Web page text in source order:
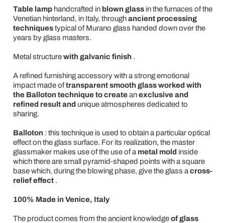
Table lamphandcrafted in blown glassin the furnaces of the
Venetian hinterland, in Italy, throughancient processing
techniquestypical of Murano glass handed down over the
years by glass masters.
Metal structurewith galvanic finish .
A refined furnishing accessory with a strong emotional
impact made oftransparent smooth glass worked with
the Balloton technique to createanexclusive and
refined result and unique atmospheres dedicated to
sharing.
Balloton : this technique is used to obtain a particular optical
effect on the glass surface. For its realization, the master
glassmaker makes use of the use of a metal mold inside
which there are small pyramid-shaped points with a square
base which, during the blowing phase, give the glass a cross-
relief effect.
100% Made in Venice, Italy
The product comes from the ancient knowledgeof glass